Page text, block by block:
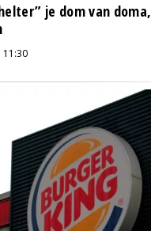
je dom van